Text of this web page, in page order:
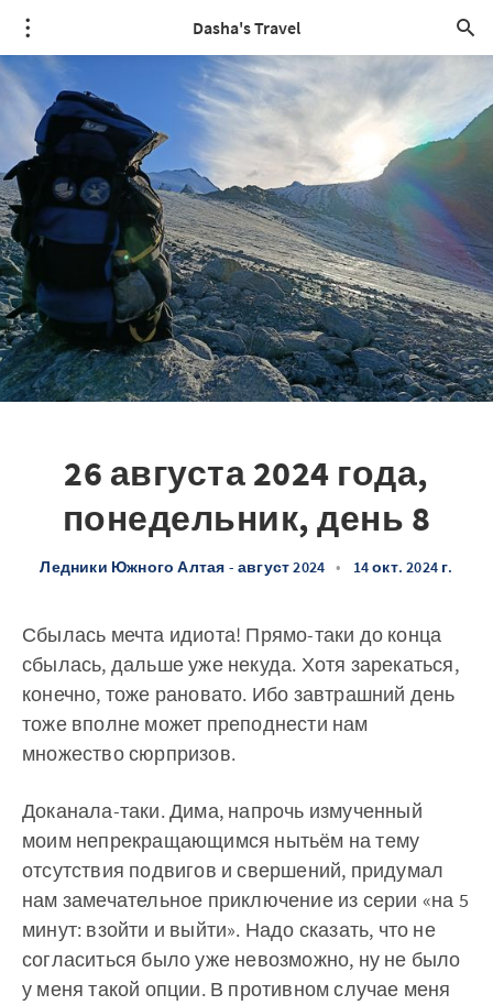
Dasha's Travel
26 августа 2024 года,
понедельник, день 8
Ледники Южного Алтая - август 2024 • 14 окт. 2024 г.
Сбылась мечта идиота! Прямо-таки до конца
сбылась, дальше уже некуда. Хотя зарекаться,
конечно, тоже рановато. Ибо завтрашний день
тоже вполне может преподнести нам
множество сюрпризов.
Доканала-таки. Дима, напрочь измученный
моим непрекращающимся нытьём на тему
отсутствия подвигов и свершений, придумал
нам замечательное приключение из серии «на 5
минут: взойти и выйти». Надо сказать, что не
согласиться было уже невозможно, ну не было
у меня такой опции. В противном случае меня